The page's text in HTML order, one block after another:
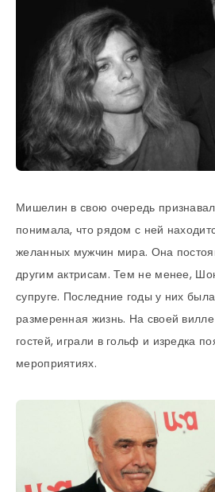
Мишелин в свою очередь
понимала, что рядом с ней
желанных мужчин мира. Она
другим актрисам. Тем не менее,
супруге. Последние годы у них
размеренная жизнь. На своей
гостей, играли в гольф и изредка
мероприятиях.